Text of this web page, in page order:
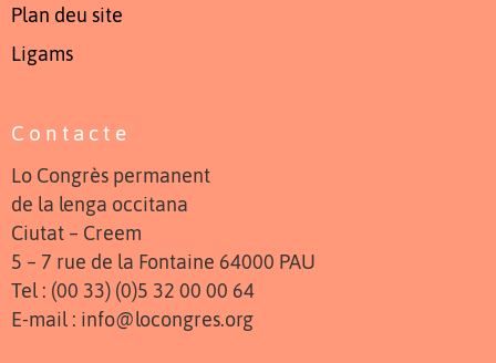
Plan deu site
Ligams
Contacte
Lo Congrès permanent
de la lenga occitana
Ciutat – Creem
5 – 7 rue de la Fontaine 64000 PAU
Tel : (00 33) (0)5 32 00 00 64
E-mail : info@locongres.org